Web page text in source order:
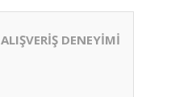
ALIŞVERİŞ DENEYİMİ